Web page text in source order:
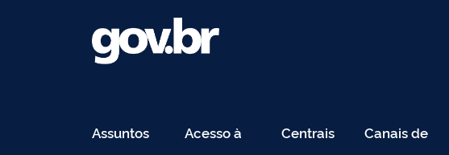
Assuntos Acesso à
Informação
Centrais
de
Canais de
Atendimento